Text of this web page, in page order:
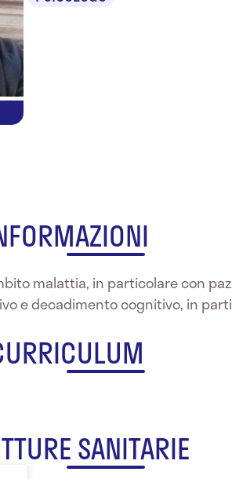
malattia, in particolare con
e decadimento cognitivo, in
SANITARIE